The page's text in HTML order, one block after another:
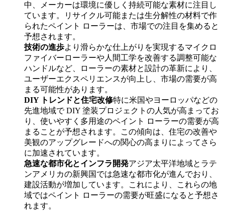
中、メーカーは環境に優しく持続可能な素材に注目し
ています。リサイクル可能または生分解性の材料で作
られたペイント ローラーは、市場での注目を集めると
予想されます。
技術の進歩より滑らかな仕上がりを実現するマイクロ
ファイバーローラーや人間工学を改善する調整可能な
ハンドルなど、ローラーの素材と設計の革新により、
ユーザーエクスペリエンスが向上し、市場の需要が高
まる可能性があります。
DIY トレンドと住宅改修特に米国やヨーロッパなどの
先進地域で DIY 塗装プロジェクトの人気が高まってお
り、使いやすく多用途のペイント ローラーの需要が高
まることが予想されます。この傾向は、住宅の改善や
美観のアップグレードへの関心の高まりによってさら
に加速されています。
急速な都市化とインフラ開発アジア太平洋地域とラテ
ンアメリカの新興国では急速な都市化が進んでおり、
建設活動が増加しています。これにより、これらの地
域ではペイント ローラーの需要が旺盛になると予想さ
れます。